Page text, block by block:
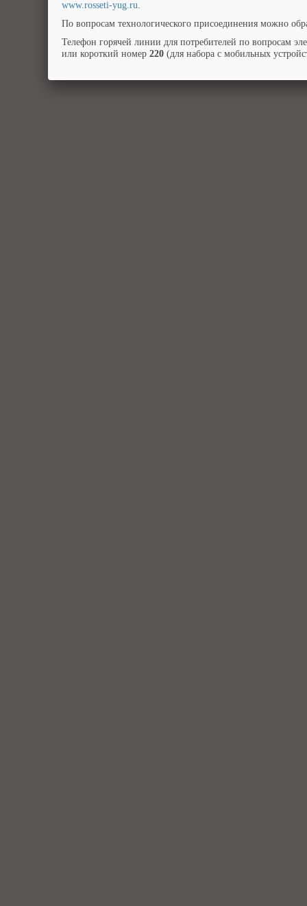
www.rosseti-yug.ru.
По вопросам технологического присоединения можно
Телефон горячей линии для потребителей по вопросам
или короткий номер 220 (для набора с мобильных